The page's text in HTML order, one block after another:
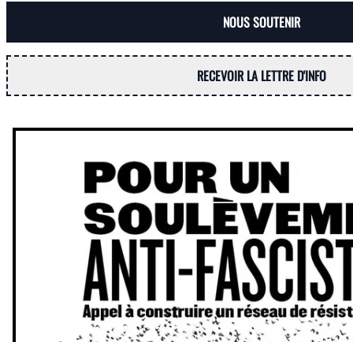
NOUS SOUTENIR
RECEVOIR LA LETTRE D'INFO